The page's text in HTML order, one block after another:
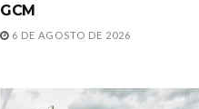
GCM
6 DE AGOSTO DE 2026